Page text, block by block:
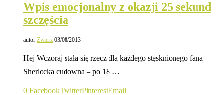
Wpis emocjonalny z okazji 25 sekund
szczęścia
autor Zwierz 03/08/2013
Hej Wczoraj stała się rzecz dla każdego stęsknionego fana
Sherlocka cudowna – po 18 …
0 FacebookTwitterPinterestEmail